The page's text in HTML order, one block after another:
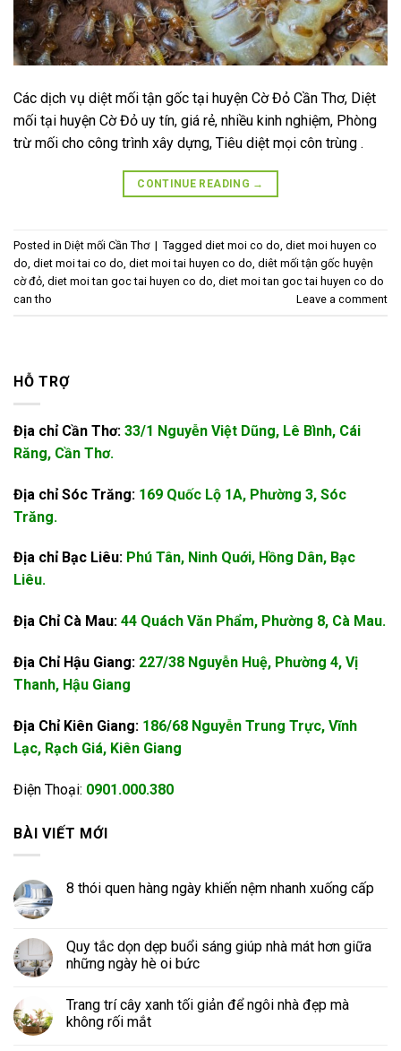
Các dịch vụ diệt mối tận gốc tại huyện Cờ Đỏ Cần Thơ, Diệt
mối tại huyện Cờ Đỏ uy tín, giá rẻ, nhiều kinh nghiệm, Phòng
trừ mối cho công trình xây dựng, Tiêu diệt mọi côn trùng .
CONTINUE READING →
Posted in Diệt mối Cần Thơ | Tagged diet moi co do diet moi huyen co
do diet moi tai co do diet moi tai huyen co do diêt mối tận gốc huyện
cờ đỏ diet moi tan goc tai huyen co do diet moi tan goc tai huyen co do
can tho
Leave a comment
HỖ TRỢ
Địa chỉ Cần Thơ: 33/1 Nguyễn Việt Dũng, Lê Bình, Cái
Răng, Cần Thơ.
Địa chỉ Sóc Trăng: 169 Quốc Lộ 1A, Phường 3, Sóc
Trăng.
Địa chỉ Bạc Liêu: Phú Tân, Ninh Quới, Hồng Dân, Bạc
Liêu.
Địa Chỉ Cà Mau: 44 Quách Văn Phẩm, Phường 8, Cà Mau.
Địa Chỉ Hậu Giang: 227/38 Nguyễn Huệ, Phường 4, Vị
Thanh, Hậu Giang
Địa Chỉ Kiên Giang: 186/68 Nguyễn Trung Trực, Vĩnh
Lạc, Rạch Giá, Kiên Giang
Điện Thoại: 0901.000.380
BÀI VIẾT MỚI
8 thói quen hàng ngày khiến nệm nhanh xuống cấp
Quy tắc dọn dẹp buổi sáng giúp nhà mát hơn giữa
những ngày hè oi bức
Trang trí cây xanh tối giản để ngôi nhà đẹp mà
không rối mắt